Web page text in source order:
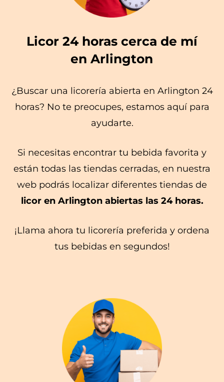
Licor 24 horas cerca de mí
en Arlington
¿Buscar una licorería abierta en Arlington 24
horas? No te preocupes, estamos aquí para
ayudarte.
Si necesitas encontrar tu bebida favorita y
están todas las tiendas cerradas, en nuestra
web podrás localizar diferentes tiendas de
licor en Arlington abiertas las 24 horas.
¡Llama ahora tu licorería preferida y ordena
tus bebidas en segundos!